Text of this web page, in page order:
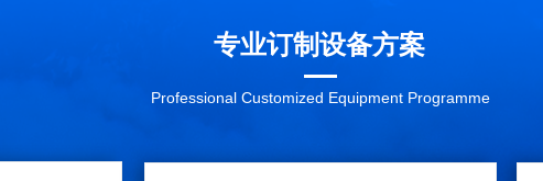
Professional Customized Equipment Programme
专业订制设备方案